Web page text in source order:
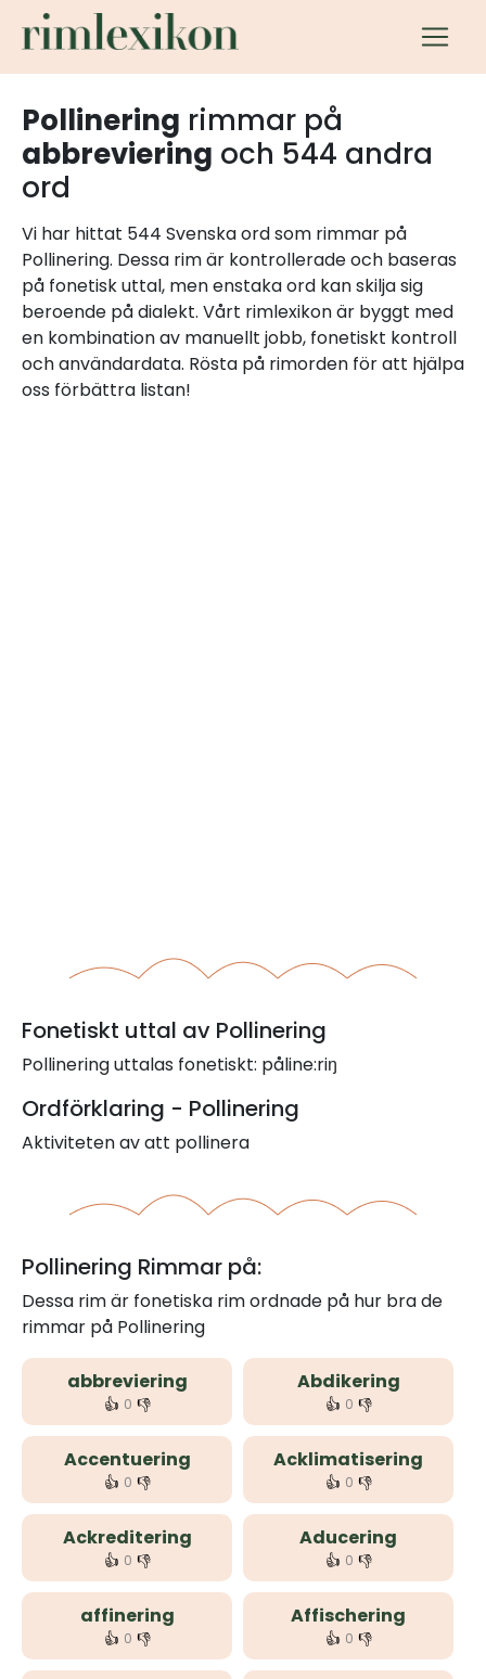
Pollinering rimmar på
abbreviering och 544 andra
ord
Vi har hittat 544 Svenska ord som rimmar på
Pollinering. Dessa rim är kontrollerade och baseras
på fonetisk uttal, men enstaka ord kan skilja sig
beroende på dialekt. Vårt rimlexikon är byggt med
en kombination av manuellt jobb, fonetiskt kontroll
och användardata. Rösta på rimorden för att hjälpa
oss förbättra listan!
Fonetiskt uttal av Pollinering
Pollinering uttalas fonetiskt: påline:riŋ
Ordförklaring - Pollinering
Aktiviteten av att pollinera
Pollinering Rimmar på:
Dessa rim är fonetiska rim ordnade på hur bra de
rimmar på Pollinering
abbreviering
👍 0 👎
Abdikering
👍 0 👎
Accentuering
👍 0 👎
Acklimatisering
👍 0 👎
Ackreditering
👍 0 👎
Aducering
👍 0 👎
affinering
👍 0 👎
Affischering
👍 0 👎